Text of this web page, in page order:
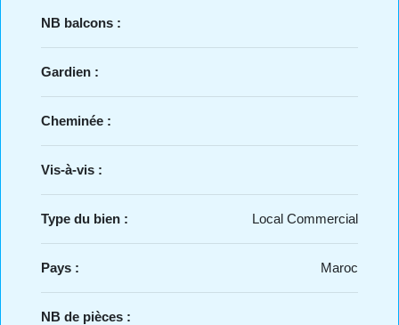
NB balcons :
Gardien :
Cheminée :
Vis-à-vis :
Type du bien : Local Commercial
Pays : Maroc
NB de pièces :